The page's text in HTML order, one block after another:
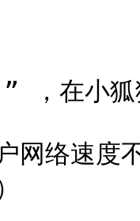
，在小狐
网络速